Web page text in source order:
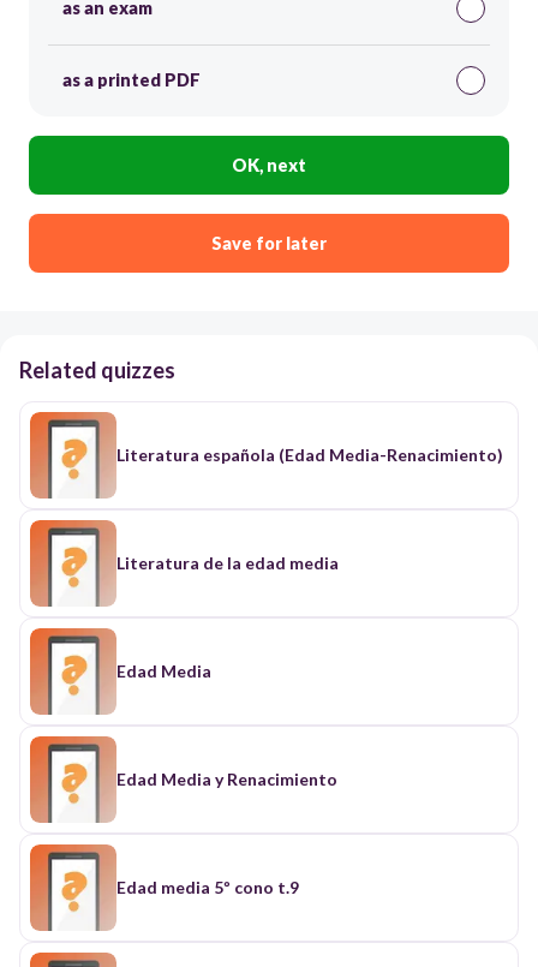
as an exam
as a printed PDF
OK, next
Save for later
Related quizzes
Literatura española (Edad Media-Renacimiento)
Literatura de la edad media
Edad Media
Edad Media y Renacimiento
Edad media 5º cono t.9